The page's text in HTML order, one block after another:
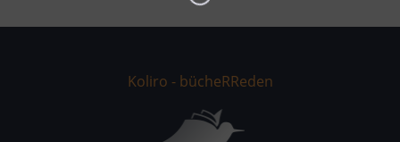
Koliro - bücheRReden